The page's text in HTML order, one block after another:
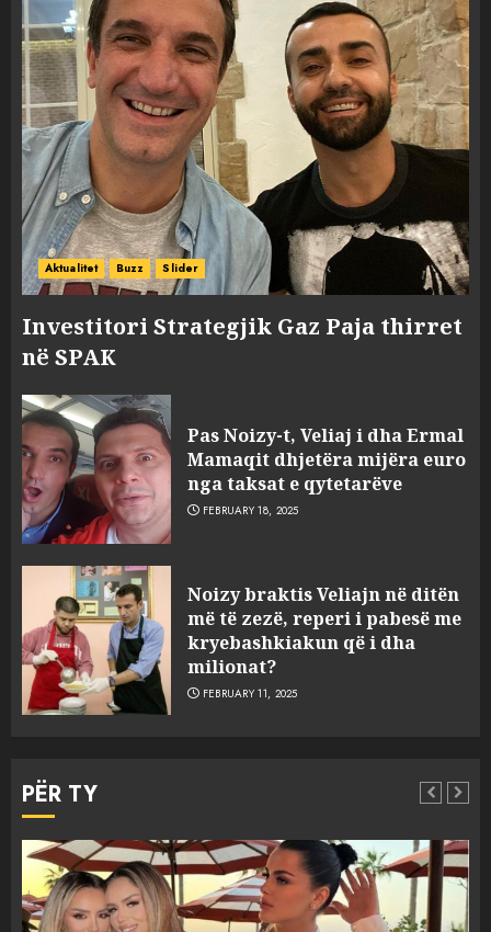
Aktualitet Buzz Slider
Investitori Strategjik Gaz Paja thirret
në SPAK
Pas Noizy-t, Veliaj i dha Ermal
Mamaqit dhjetëra mijëra euro
nga taksat e qytetarëve
FEBRUARY 18, 2025
Noizy braktis Veliajn në ditën
më të zezë, reperi i pabesë me
kryebashkiakun që i dha
milionat?
FEBRUARY 11, 2025
PËR TY
Aktualitet Slider
3
sulmuan “One Albania”,
ngjarja u fsheh. A u vodhën
serverat?
MARCH 25, 2025
4 MARCH 25, 2025
“Ai që drejtonte makinën më